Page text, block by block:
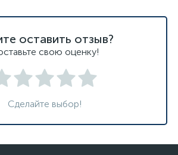
оставить отзыв?
свою оценку!
Сделайте выбор!